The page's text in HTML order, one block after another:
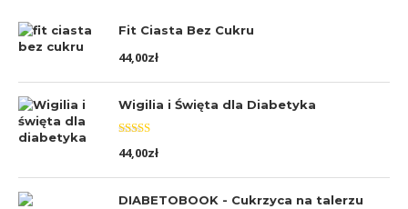
Fit Ciasta Bez Cukru
44,00zł
Wigilia i Święta dla Diabetyka
Oceniono
5.00na 5
44,00zł
DIABETOBOOK - Cukrzyca na talerzu